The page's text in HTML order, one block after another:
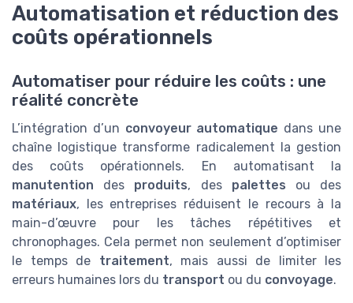
Automatisation et réduction des
coûts opérationnels
Automatiser pour réduire les coûts : une
réalité concrète
L’intégration d’un convoyeur automatique dans une
chaîne logistique transforme radicalement la gestion
des coûts opérationnels. En automatisant la
manutention des produits, des palettes ou des
matériaux, les entreprises réduisent le recours à la
main-d’œuvre pour les tâches répétitives et
chronophages. Cela permet non seulement d’optimiser
le temps de traitement, mais aussi de limiter les
erreurs humaines lors du transport ou du convoyage.